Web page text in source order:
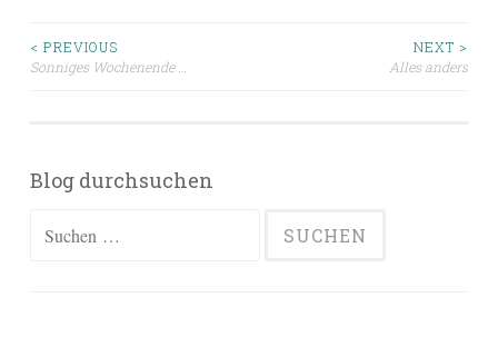
Beitragsnavigation
< PREVIOUS
Sonniges Wochenende …
NEXT >
Alles anders
Blog durchsuchen
Suchen